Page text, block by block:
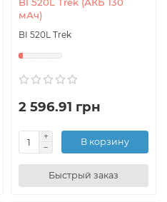
мАч)
BI 520L Trek
2 596.91 грн
В корзину
Быстрый заказ